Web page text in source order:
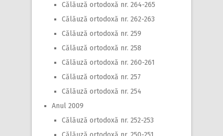
Călăuză ortodoxă nr. 264-265
Călăuză ortodoxă nr. 262-263
Călăuză ortodoxă nr. 259
Călăuză ortodoxă nr. 258
Călăuză ortodoxă nr. 260-261
Călăuză ortodoxă nr. 257
Călăuză ortodoxă nr. 254
Anul 2009
Călăuză ortodoxă nr. 252-253